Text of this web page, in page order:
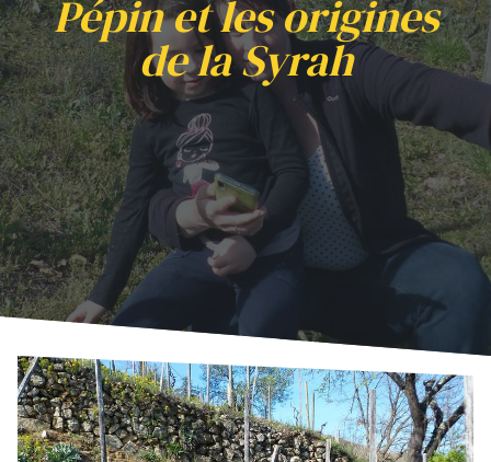
Pépin et les origines
de la Syrah